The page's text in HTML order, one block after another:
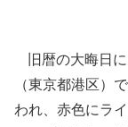
旧暦の大晦日
（東京都港区）
われ、赤色にラ